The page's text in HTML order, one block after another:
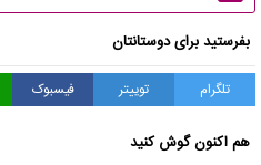
بفرستید برای دوستانتان
تلگرام توییتر فیسبوک
هم اکنون گوش کنید